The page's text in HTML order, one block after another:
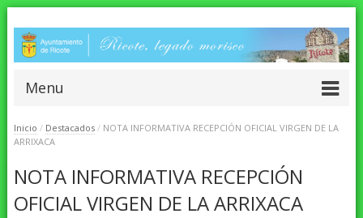
Menu
Inicio / Destacados / NOTA INFORMATIVA RECEPCIÓN OFICIAL VIRGEN DE LA
ARRIXACA
NOTA INFORMATIVA RECEPCIÓN
OFICIAL VIRGEN DE LA ARRIXACA